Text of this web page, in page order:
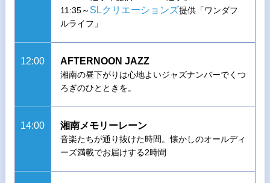
11:35～ SLクリエーションズ提供「ワンダフ
ルライフ」
12:00 AFTERNOON JAZZ
湘南の昼下がりは心地よいジャズナンバーでくつ
ろぎのひとときを。
14:00 湘南メモリーレーン
音楽たちが通り抜けた時間。懐かしのオールディ
ーズ満載でお届けする2時間